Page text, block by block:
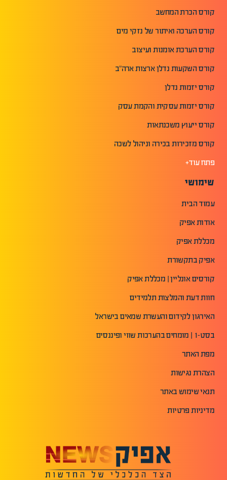
קורס הכרת המחשב
קורס הערכה ואיתור של נזקי מים
קורס הערכת אומנות ועיצוב
קורס השקעות נדלן ארצות ארה"ב
קורס יזמות נדלן
קורס יזמות עסקית והקמת עסק
קורס ייעוץ משכנתאות
קורס מזכירות בכירה וניהול לשכה
פתח עוד+
שימושי
עמוד הבית
אודות אפיק
מכללת אפיק
אפיק בתקשורת
קורסים אונליין | מכללת אפיק
חוות דעת והמלצות תלמידים
האירגון לקידום והעשרת שמאים בישראל
בסט-1 | מומחים בהערכות שווי ופיננסים
מפת האתר
הצהרת נגישות
תנאי שימוש באתר
מדיניות פרטיות